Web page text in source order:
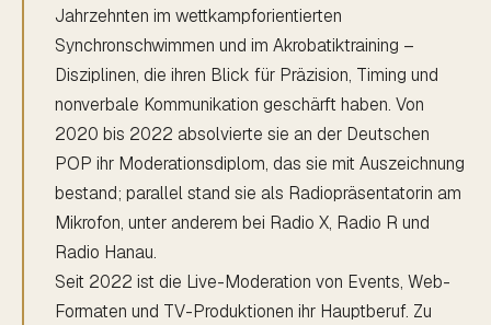
Jahrzehnten im wettkampforientierten
Synchronschwimmen und im Akrobatiktraining –
Disziplinen, die ihren Blick für Präzision, Timing und
nonverbale Kommunikation geschärft haben. Von
2020 bis 2022 absolvierte sie an der Deutschen
POP ihr Moderationsdiplom, das sie mit Auszeichnung
bestand; parallel stand sie als Radiopräsentatorin am
Mikrofon, unter anderem bei Radio X, Radio R und
Radio Hanau.
Seit 2022 ist die Live-Moderation von Events, Web-
Formaten und TV-Produktionen ihr Hauptberuf. Zu